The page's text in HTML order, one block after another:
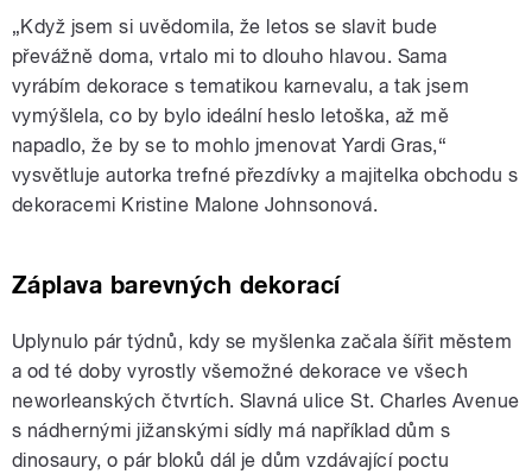
„Když jsem si uvědomila, že letos se slavit bude
převážně doma, vrtalo mi to dlouho hlavou. Sama
vyrábím dekorace s tematikou karnevalu, a tak jsem
vymýšlela, co by bylo ideální heslo letoška, až mě
napadlo, že by se to mohlo jmenovat Yardi Gras,“
vysvětluje autorka trefné přezdívky a majitelka obchodu s
dekoracemi Kristine Malone Johnsonová.
Záplava barevných dekorací
Uplynulo pár týdnů, kdy se myšlenka začala šířit městem
a od té doby vyrostly všemožné dekorace ve všech
neworleanských čtvrtích. Slavná ulice St. Charles Avenue
s nádhernými jižanskými sídly má například dům s
dinosaury, o pár bloků dál je dům vzdávající poctu